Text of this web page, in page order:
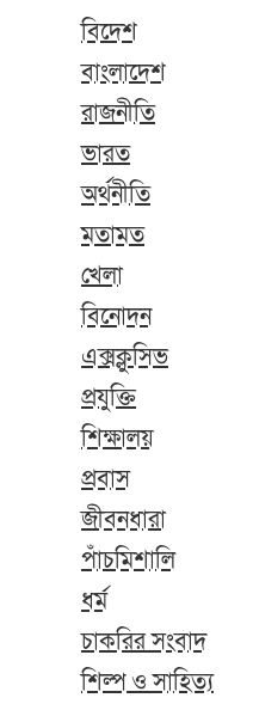
বিদেশ
বাংলাদেশ
রাজনীতি
ভারত
অর্থনীতি
মতামত
খেলা
বিনোদন
এক্সক্লুসিভ
প্রযুক্তি
শিক্ষালয়
প্রবাস
জীবনধারা
পাঁচমিশালি
ধর্ম
চাকরির সংবাদ
শিল্প ও সাহিত্য